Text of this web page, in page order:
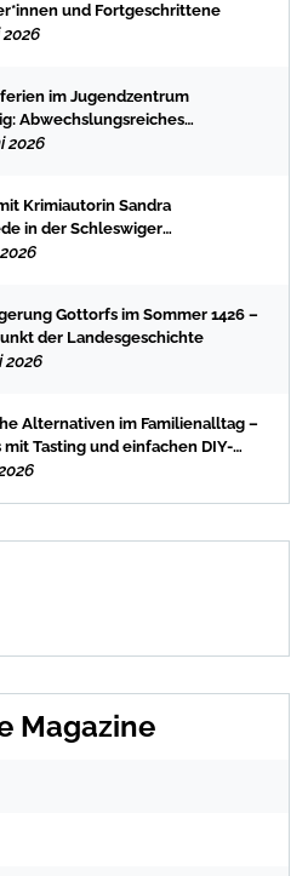
und Fortgeschrittene
im Jugendzentrum
Abwechslungsreiches
für Kinder und Jugendliche
2026
Krimiautorin Sandra
in der Schleswiger
Gottorfs im Sommer 1426 –
der Landesgeschichte
2026
Alternativen im Familienalltag –
mit Tasting und einfachen DIY-
Magazine